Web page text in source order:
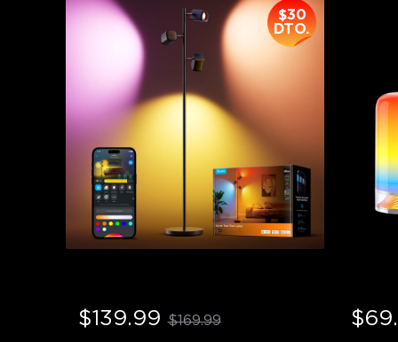
$30
DTO.
$139.99 $169.99